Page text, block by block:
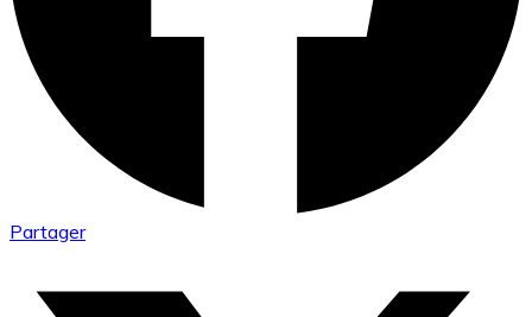
Partager